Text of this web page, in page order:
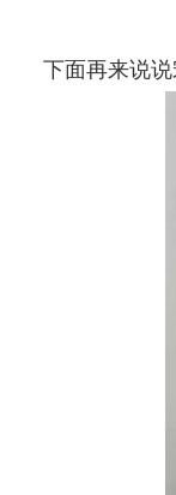
下面再来说说